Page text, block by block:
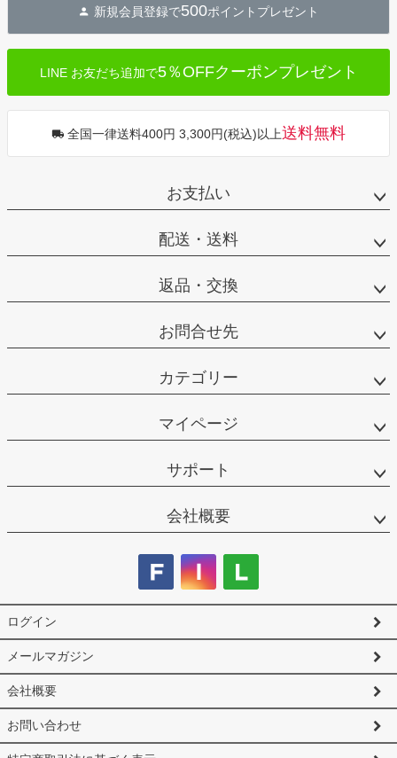
新規会員登録で500ポイントプレゼント
LINE お友だち追加で5％OFFクーポンプレゼント
全国一律送料400円 3,300円(税込)以上送料無料
お支払い
配送・送料
返品・交換
お問合せ先
カテゴリー
マイページ
サポート
会社概要
ログイン
メールマガジン
会社概要
お問い合わせ